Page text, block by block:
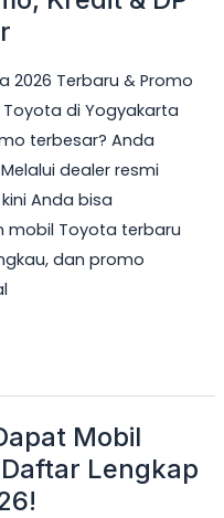
2026 Terbaru & Promo
di Yogyakarta
terbesar? Anda
dealer resmi
Anda bisa
mobil Toyota terbaru
dan promo
Mobil
Lengkap